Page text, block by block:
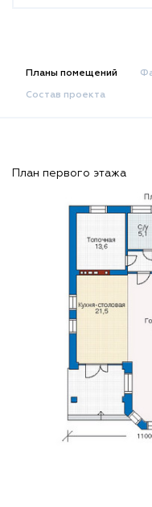
Планы помещений
Состав проекта
План первого этажа